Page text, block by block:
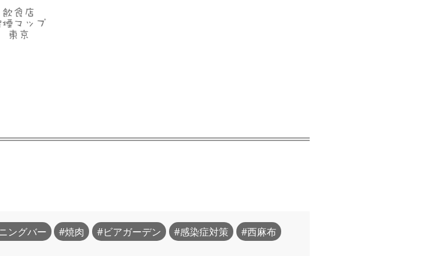
ングバー 焼肉 ビアガーデン 感染症対策 西麻布